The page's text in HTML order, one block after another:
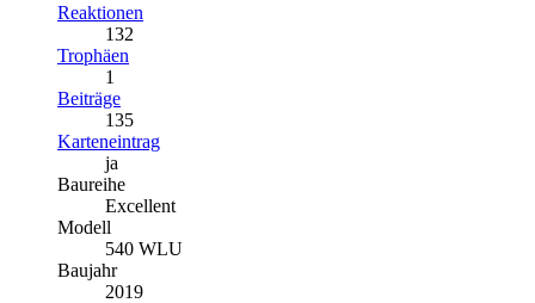
Reaktionen
132
Trophäen
1
Beiträge
135
Karteneintrag
ja
Baureihe
Excellent
Modell
540 WLU
Baujahr
2019